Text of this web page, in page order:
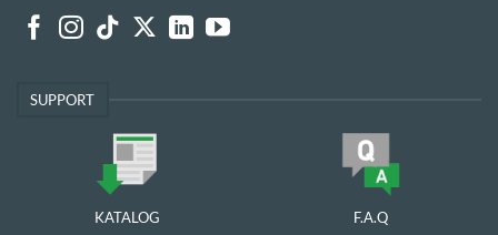
SUPPORT
KATALOG F.A.Q